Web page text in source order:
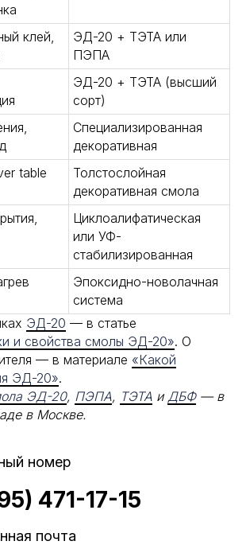
клей,
ЭД-20 + ТЭТА или
ПЭПА
ЭД-20 + ТЭТА (высший
сорт)
Специализированная
декоративная
table
Толстослойная
декоративная смола
Циклоалифатическая
или УФ-
стабилизированная
Эпоксидно-новолачная
система
ЭД-20 — в статье
и свойства смолы ЭД-20». О
— в материале «Какой
ЭД-20».
ЭД-20, ПЭПА, ТЭТА и ДБФ— в
в Москве.
номер
471-17-15
почта